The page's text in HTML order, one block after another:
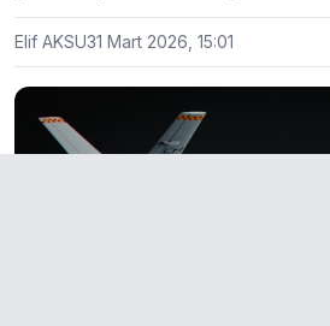
Elif AKSU31 Mart 2026, 15:01